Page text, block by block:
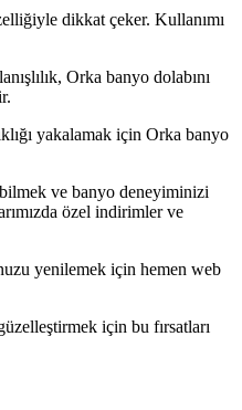
dikkat çeker. Kullanımı
Orka banyo dolabını
yakalamak için Orka banyo
ve banyo deneyiminizi
özel indirimler ve
yenilemek için hemen web
için bu fırsatları